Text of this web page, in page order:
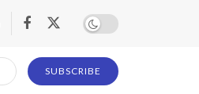
SUBSCRIBE